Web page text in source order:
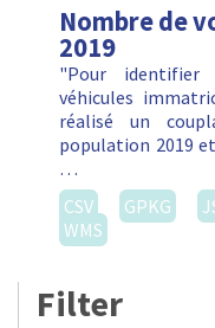
Nombre de
2019
"Pour identifier
véhicules
réalisé un
population 2019
…
CSV
GPKG
WMS
Filter